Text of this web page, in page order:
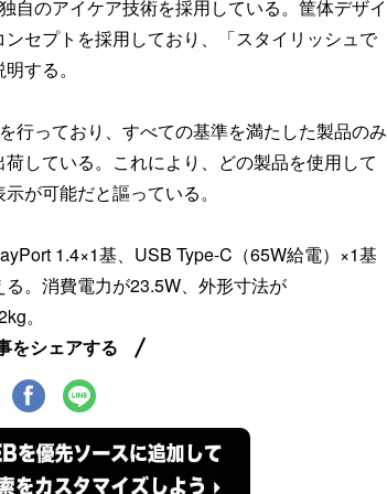
自のアイケア技術を採用している。筐体デザイ
セプトを採用しており、「スタイリッシュで
する。
行っており、すべての基準を満たした製品のみ
している。これにより、どの製品を使用して
が可能だと謳っている。
1.4×1基、USB Type-C（65W給電）×1基
。消費電力が23.5W、外形寸法が
。
をシェアする